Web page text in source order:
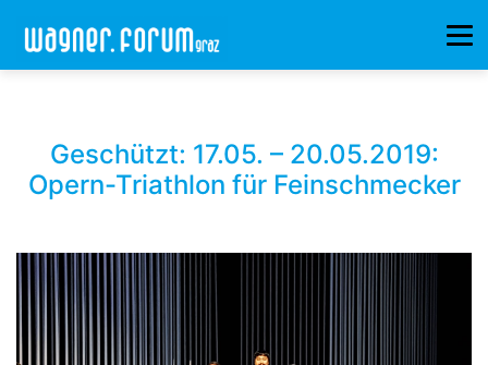
Geschützt: 17.05. – 20.05.2019:
Opern-Triathlon für Feinschmecker